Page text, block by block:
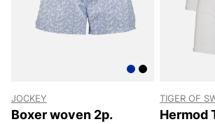
JOCKEY
Boxer woven 2p.
TIGER OF
Hermod